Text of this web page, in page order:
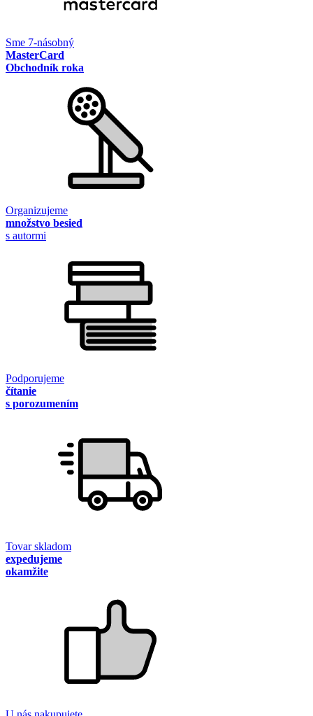
Sme 7-násobný
MasterCard
Obchodník roka
Organizujeme
množstvo besied
s autormi
Podporujeme
čítanie
s porozumením
Tovar skladom
expedujeme
okamžite